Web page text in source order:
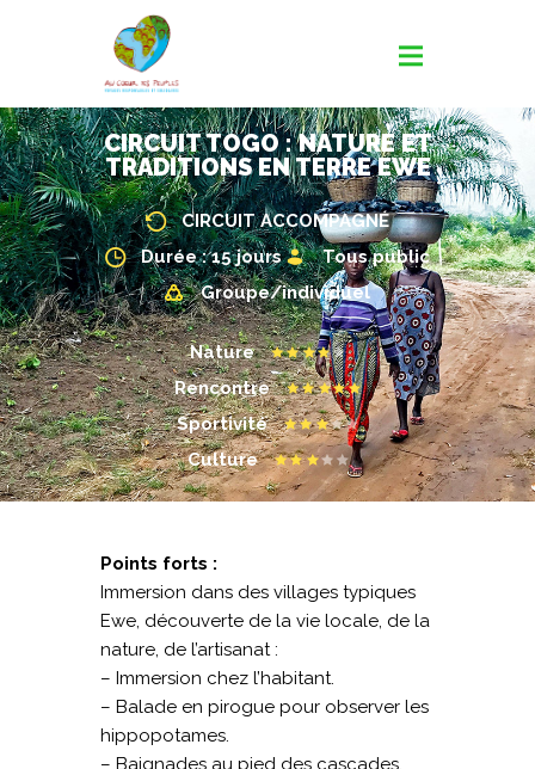
CIRCUIT TOGO : NATURE ET
TRADITIONS EN TERRE EWE
CIRCUIT ACCOMPAGNÉ
Durée : 15 jours
Tous public
Groupe/individuel
Nature
Rencontre
Sportivité
Culture
Points forts :
Immersion dans des villages typiques
Ewe, découverte de la vie locale, de la
nature, de l’artisanat :
– Immersion chez l’habitant.
– Balade en pirogue pour observer les
hippopotames.
– Baignades au pied des cascades.